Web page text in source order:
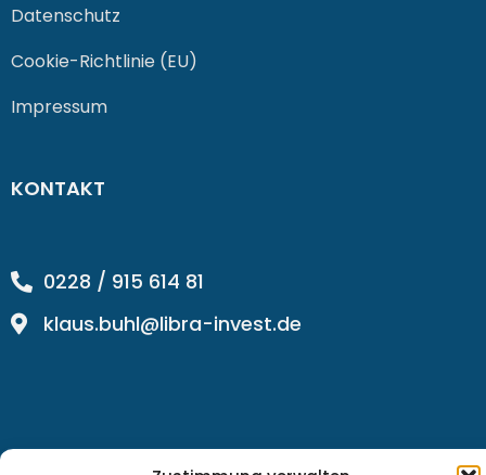
Datenschutz
Cookie-Richtlinie (EU)
Impressum
KONTAKT
0228 / 915 614 81
klaus.buhl@libra-invest.de